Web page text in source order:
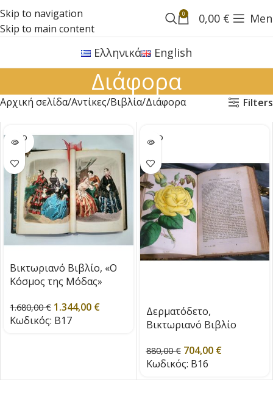
Skip to navigation
Skip to main content
0 0,00 €
Ελληνικά English
Διάφορα
Αρχική σελίδα Αντίκες Βιβλία Διάφορα Filters
SOLD
OUT
Βικτωριανό Βιβλίο, «Ο
Κόσμος της Μόδας»
1.680,00€ 1.344,00 €
Κωδικός: B17
SOLD
OUT
Δερματόδετο,
Βικτωριανό Βιβλίο
1857
880,00€ 704,00 €
Κωδικός: B16